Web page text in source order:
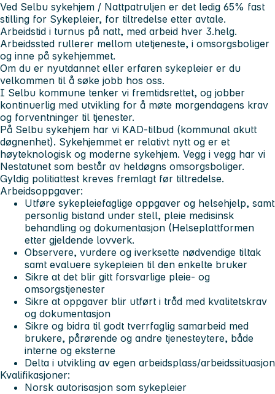
Ved Selbu sykehjem / Nattpatruljen er det ledig 65% fast
stilling for Sykepleier, for tiltredelse etter avtale.
Arbeidstid i turnus på natt, med arbeid hver 3.helg.
Arbeidssted rullerer mellom utetjeneste, i omsorgsboliger
og inne på sykehjemmet.
Om du er nyutdannet eller erfaren sykepleier er du
velkommen til å søke jobb hos oss.
I Selbu kommune tenker vi fremtidsrettet, og jobber
kontinuerlig med utvikling for å møte morgendagens krav
og forventninger til tjenester.
På Selbu sykehjem har vi KAD-tilbud (kommunal akutt
døgnenhet). Sykehjemmet er relativt nytt og er et
høyteknologisk og moderne sykehjem. Vegg i vegg har vi
Nestatunet som består av heldøgns omsorgsboliger.
Gyldig politiattest kreves fremlagt før tiltredelse.
Arbeidsoppgaver:
Utføre sykepleiefaglige oppgaver og helsehjelp, samt
personlig bistand under stell, pleie medisinsk
behandling og dokumentasjon (Helseplattformen
etter gjeldende lovverk.
Observere, vurdere og iverksette nødvendige tiltak
samt evaluere sykepleien til den enkelte bruker
Sikre at det blir gitt forsvarlige pleie- og
omsorgstjenester
Sikre at oppgaver blir utført i tråd med kvalitetskrav
og dokumentasjon
Sikre og bidra til godt tverrfaglig samarbeid med
brukere, pårørende og andre tjenesteytere, både
interne og eksterne
Delta i utvikling av egen arbeidsplass/arbeidssituasjon
Kvalifikasjoner:
Norsk autorisasjon som sykepleier